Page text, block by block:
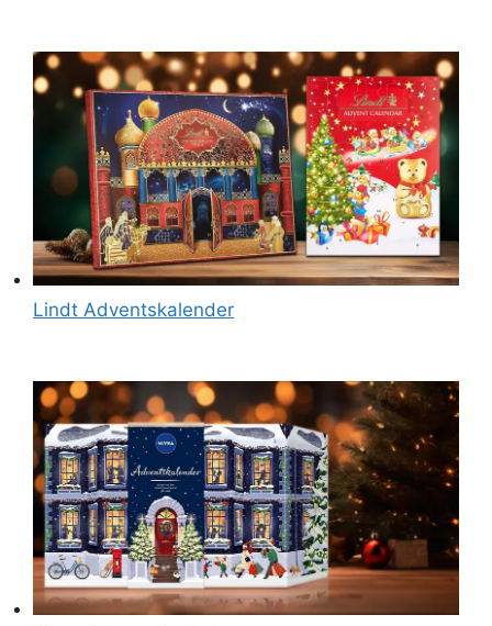
Lindt Adventskalender